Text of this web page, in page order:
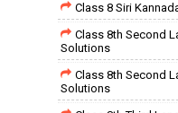
Class 8 Siri
Class 8th Second
Solutions
Class 8th Second
Solutions